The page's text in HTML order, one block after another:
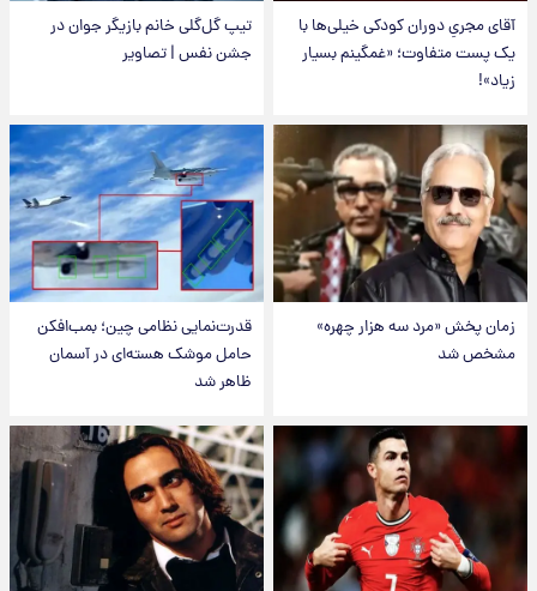
آقای مجریِ دوران کودکی خیلی‌ها با
یک پست متفاوت؛ «غمگینم بسیار
زیاد»!
تیپ گل‌گلی خانم بازیگر جوان در
جشن نفس | تصاویر
زمان پخش «مرد سه هزار چهره»
مشخص شد
قدرت‌نمایی نظامی چین؛ بمب‌افکن
حامل موشک هسته‌ای در آسمان
ظاهر شد